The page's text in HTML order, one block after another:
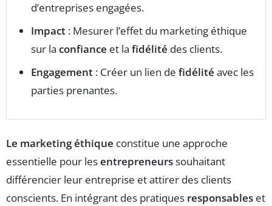
d’entreprises engagées.
Impact : Mesurer l’effet du marketing éthique
sur la confiance et la fidélité des clients.
Engagement : Créer un lien de fidélité avec les
parties prenantes.
Le marketing éthique constitue une approche
essentielle pour lesentrepreneurssouhaitant
différencier leur entreprise et attirer des clients
conscients. En intégrant des pratiques responsables et